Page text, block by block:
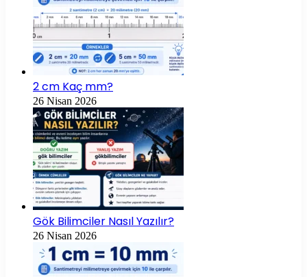
2 cm Kaç mm?
26 Nisan 2026
Gök Bilimciler Nasıl Yazılır?
26 Nisan 2026